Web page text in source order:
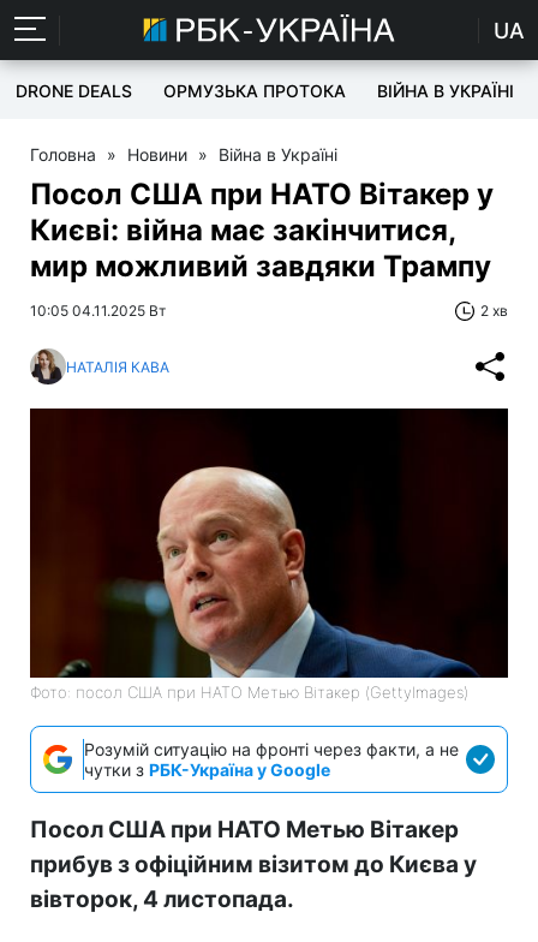
UA
DRONE DEALS ОРМУЗЬКА ПРОТОКА ВІЙНА В УКРАЇНІ
Головна » Новини » Війна в Україні
Посол США при НАТО Вітакер у
Києві: війна має закінчитися,
мир можливий завдяки Трампу
10:05 04.11.2025 Вт 2 хв
НАТАЛІЯ КАВА
Фото: посол США при НАТО Метью Вітакер (GettyImages)
Розумій ситуацію на фронті через факти, а не
чутки з РБК-Україна у Google
Посол США при НАТО Метью Вітакер
прибув з офіційним візитом до Києва у
вівторок, 4 листопада.